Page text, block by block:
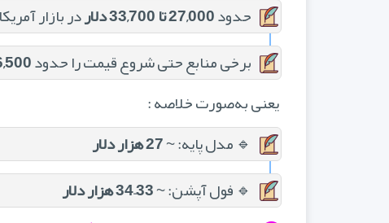
حدود27,000 تا 33,700 دلار
در بازار
برخی منابع حتی شروع قیمت را حدود
یعنی به‌صورت خلاصه :
🔹 مدل پایه: ~27 هزار دلار
🔹 فول آپشن: ~33–34 هزار دلار